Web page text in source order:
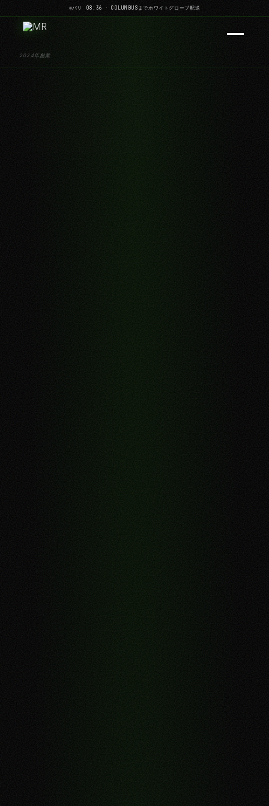
パリ 08:36 · COLUMBUSまでホワイトグローブ配送
2024年創業